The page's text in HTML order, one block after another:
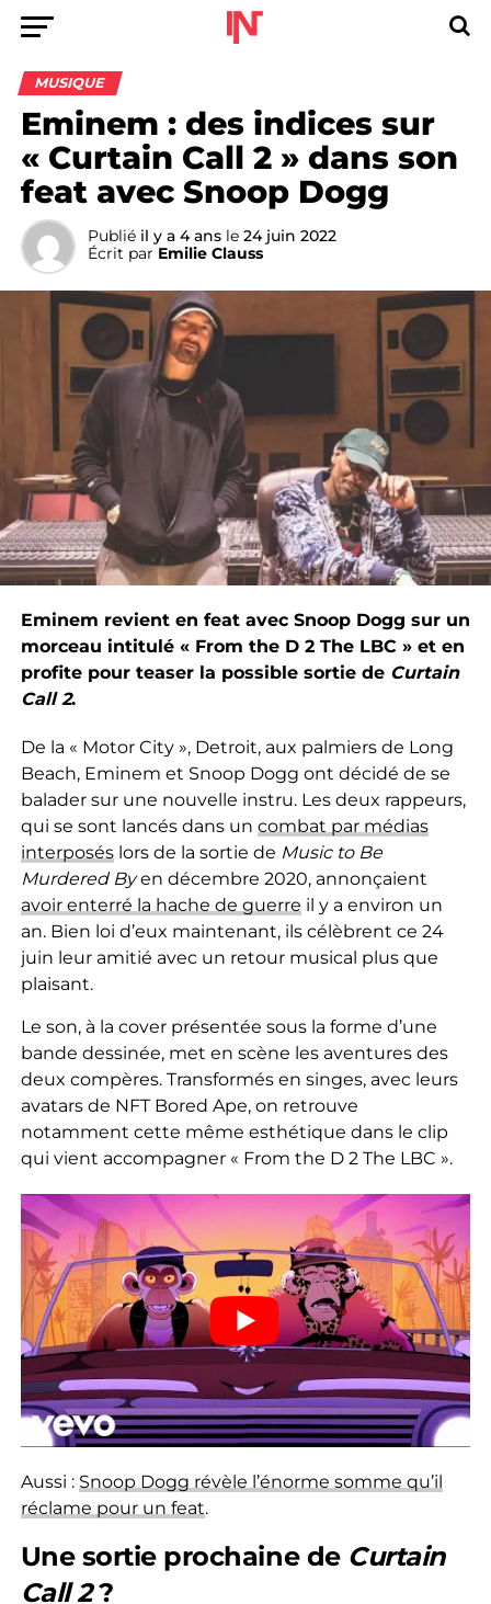
MUSIQUE
Eminem : des indices sur
« Curtain Call 2 » dans son
feat avec Snoop Dogg
Publié il y a 4 ans le 24 juin 2022
Écrit par Emilie Clauss
Eminem revient en feat avec Snoop Dogg sur un
morceau intitulé « From the D 2 The LBC » et en
profite pour teaser la possible sortie de Curtain
Call 2.
De la « Motor City », Detroit, aux palmiers de Long
Beach, Eminem et Snoop Dogg ont décidé de se
balader sur une nouvelle instru. Les deux rappeurs,
qui se sont lancés dans un combat par médias
interposéslors de la sortie de Music to Be
Murdered Byen décembre 2020, annonçaient
avoir enterré la hache de guerre il y a environ un
an. Bien loi d’eux maintenant, ils célèbrent ce 24
juin leur amitié avec un retour musical plus que
plaisant.
Le son, à la cover présentée sous la forme d’une
bande dessinée, met en scène les aventures des
deux compères. Transformés en singes, avec leurs
avatars de NFT Bored Ape, on retrouve
notamment cette même esthétique dans le clip
qui vient accompagner « From the D 2 The LBC ».
Aussi : Snoop Dogg révèle l’énorme somme qu’il
réclame pour un feat.
Une sortie prochaine de Curtain
Call 2?